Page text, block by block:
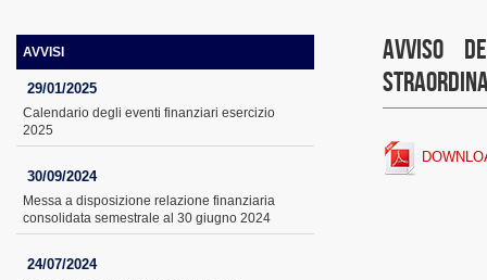
Avviso
AVVISI
29/01/2025
Calendario degli eventi finanziari esercizio
2025
30/09/2024
Messa a disposizione relazione finanziaria
consolidata semestrale al 30 giugno 2024
24/07/2024